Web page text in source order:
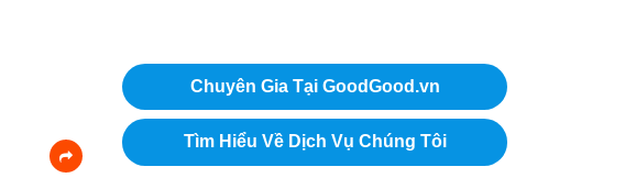
Chuyên Gia Tại GoodGood.vn
Tìm Hiểu Về Dịch Vụ Chúng Tôi